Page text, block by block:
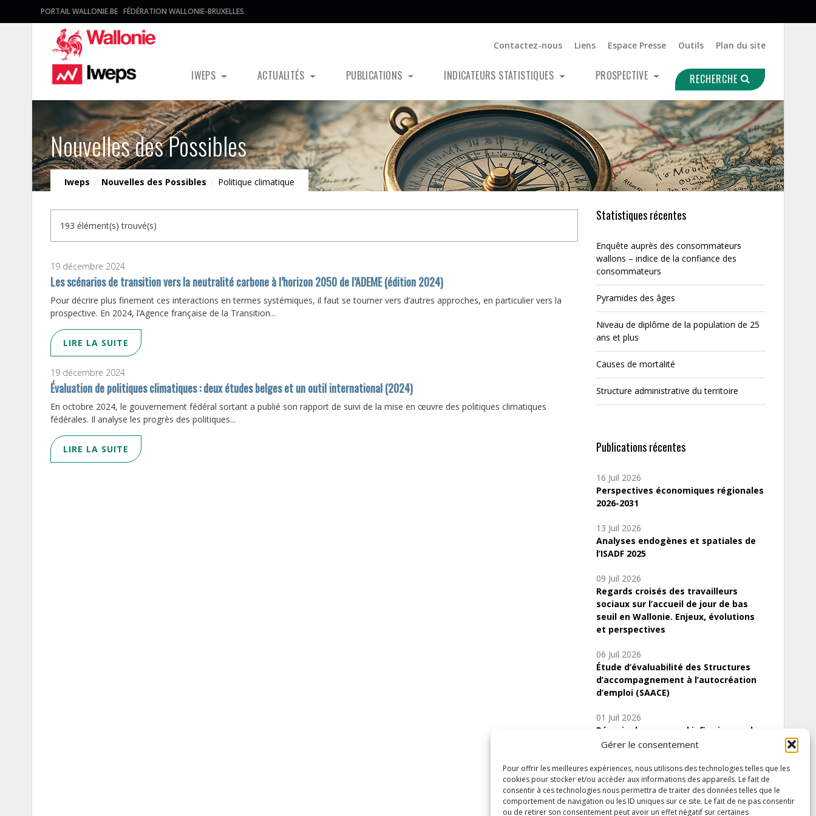
Gérer le consentement
Pour offrir les meilleures expériences, nous utilisons des technologies telles que les
cookies pour stocker et/ou accéder aux informations des appareils. Le fait de
consentir à ces technologies nous permettra de traiter des données telles que le
comportement de navigation ou les ID uniques sur ce site. Le fait de ne pas consentir
ou de retirer son consentement peut avoir un effet négatif sur certaines
PORTAIL WALLONIE.BE FÉDÉRATION WALLONIE-BRUXELLES
Contactez-nous Liens Espace Presse Outils Plan du site
IWEPS ACTUALITÉS PUBLICATIONS INDICATEURS STATISTIQUES PROSPECTIVE RECHERCHE
Nouvelles des Possibles
Iweps / Nouvelles des Possibles / Politique climatique
193 élément(s) trouvé(s)
19 décembre 2024
Les scénarios de transition vers la neutralité carbone à l’horizon 2050 de l’ADEME (édition 2024)
Pour décrire plus finement ces interactions en termes systémiques, il faut se tourner vers d’autres approches, en particulier vers la
prospective. En 2024, l’Agence française de la Transition...
LIRE LA SUITE
19 décembre 2024
Évaluation de politiques climatiques : deux études belges et un outil international (2024)
En octobre 2024, le gouvernement fédéral sortant a publié son rapport de suivi de la mise en œuvre des politiques climatiques
fédérales. Il analyse les progrès des politiques...
LIRE LA SUITE
Statistiques récentes
Enquête auprès des consommateurs
wallons – indice de la confiance des
consommateurs
Pyramides des âges
Niveau de diplôme de la population de 25
ans et plus
Causes de mortalité
Structure administrative du territoire
Publications récentes
16 Juil 2026
Perspectives économiques régionales
2026-2031
13 Juil 2026
Analyses endogènes et spatiales de
l’ISADF 2025
09 Juil 2026
Regards croisés des travailleurs
sociaux sur l’accueil de jour de bas
seuil en Wallonie. Enjeux, évolutions
et perspectives
06 Juil 2026
Étude d’évaluabilité des Structures
d’accompagnement à l’autocréation
d’emploi (SAACE)
01 Juil 2026
Pénurie du personnel infirmier :quels
indicateurs d’offre de soins pour
Inscrivez-vous à notre newsletter